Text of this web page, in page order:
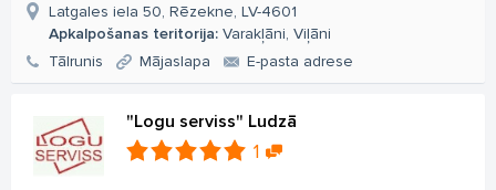
Latgales iela 50, Rēzekne, LV-4601
Apkalpošanas teritorija: Varakļāni, Viļāni
Tālrunis
Mājaslapa E-pasta adrese
"Logu serviss" Ludzā
1